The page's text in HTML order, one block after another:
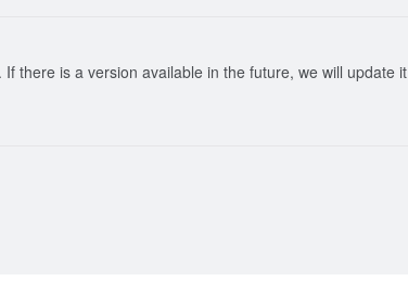
If there is a version available in the future, we will update it